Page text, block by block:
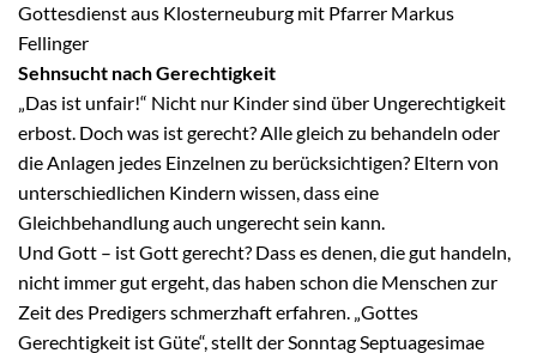
Gottesdienst aus Klosterneuburg mit Pfarrer Markus
Fellinger
Sehnsucht nach Gerechtigkeit
„Das ist unfair!“ Nicht nur Kinder sind über Ungerechtigkeit
erbost. Doch was ist gerecht? Alle gleich zu behandeln oder
die Anlagen jedes Einzelnen zu berücksichtigen? Eltern von
unterschiedlichen Kindern wissen, dass eine
Gleichbehandlung auch ungerecht sein kann.
Und Gott – ist Gott gerecht? Dass es denen, die gut handeln,
nicht immer gut ergeht, das haben schon die Menschen zur
Zeit des Predigers schmerzhaft erfahren. „Gottes
Gerechtigkeit ist Güte“, stellt der Sonntag Septuagesimae